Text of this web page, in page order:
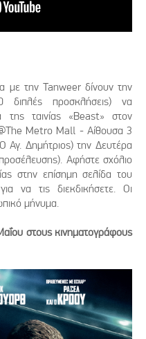
με την Tanweer δίνουν την
προσκλήσεις) να
της ταινίας «Beast» στον
Metro Mall - Αίθουσα 3
Δημήτριος) την Δευτέρα
Αφήστε σχόλιο
στην επίσημη σελίδα του
να τις διεκδικήσετε. Οι
μήνυμα.
στους κινηματογράφους